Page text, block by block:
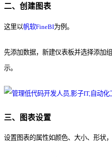
二、创建图表
这里以帆软FineBI为例。
先添加数据，新建仪表板并选择添加
示。
三、图表设置
设置图表的属性如颜色、大小、形状